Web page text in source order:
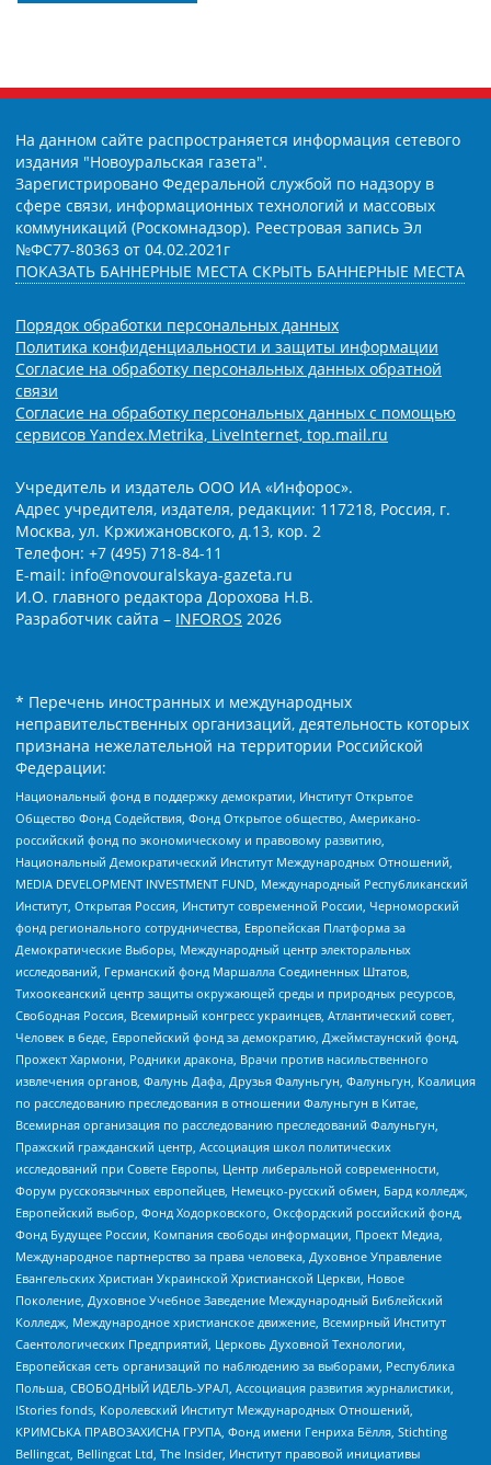
На данном сайте распространяется информация сетевого
издания "Новоуральская газета".
Зарегистрировано Федеральной службой по надзору в
сфере связи, информационных технологий и массовых
коммуникаций (Роскомнадзор). Реестровая запись Эл
№ФС77-80363 от 04.02.2021г
ПОКАЗАТЬ БАННЕРНЫЕ МЕСТА СКРЫТЬ БАННЕРНЫЕ МЕСТА
Порядок обработки персональных данных
Политика конфиденциальности и защиты информации
Согласие на обработку персональных данных обратной
связи
Согласие на обработку персональных данных с помощью
сервисов Yandex.Metrika, LiveInternet, top.mail.ru
Учредитель и издатель ООО ИА «Инфорос».
Адрес учредителя, издателя, редакции: 117218, Россия, г.
Москва, ул. Кржижановского, д.13, кор. 2
Телефон: +7 (495) 718-84-11
E-mail: info@novouralskaya-gazeta.ru
И.О. главного редактора Дорохова Н.В.
Разработчик сайта – INFOROS 2026
* Перечень иностранных и международных
неправительственных организаций, деятельность которых
признана нежелательной на территории Российской
Федерации:
Национальный фонд в поддержку демократии, Институт Открытое
Общество Фонд Содействия, Фонд Открытое общество, Американо-
российский фонд по экономическому и правовому развитию,
Национальный Демократический Институт Международных Отношений,
MEDIA DEVELOPMENT INVESTMENT FUND, Международный Республиканский
Институт, Открытая Россия, Институт современной России, Черноморский
фонд регионального сотрудничества, Европейская Платформа за
Демократические Выборы, Международный центр электоральных
исследований, Германский фонд Маршалла Соединенных Штатов,
Тихоокеанский центр защиты окружающей среды и природных ресурсов,
Свободная Россия, Всемирный конгресс украинцев, Атлантический совет,
Человек в беде, Европейский фонд за демократию, Джеймстаунский фонд,
Прожект Хармони, Родники дракона, Врачи против насильственного
извлечения органов, Фалунь Дафа, Друзья Фалуньгун, Фалуньгун, Коалиция
по расследованию преследования в отношении Фалуньгун в Китае,
Всемирная организация по расследованию преследований Фалуньгун,
Пражский гражданский центр, Ассоциация школ политических
исследований при Совете Европы, Центр либеральной современности,
Форум русскоязычных европейцев, Немецко-русский обмен, Бард колледж,
Европейский выбор, Фонд Ходорковского, Оксфордский российский фонд,
Фонд Будущее России, Компания свободы информации, Проект Медиа,
Международное партнерство за права человека, Духовное Управление
Евангельских Христиан Украинской Христианской Церкви, Новое
Поколение, Духовное Учебное Заведение Международный Библейский
Колледж, Международное христианское движение, Всемирный Институт
Саентологических Предприятий, Церковь Духовной Технологии,
Европейская сеть организаций по наблюдению за выборами, Республика
Польша, СВОБОДНЫЙ ИДЕЛЬ-УРАЛ, Ассоциация развития журналистики,
IStories fonds, Королевский Институт Международных Отношений,
КРИМСЬКА ПРАВОЗАХИСНА ГРУПА, Фонд имени Генриха Бёлля, Stichting
Bellingcat, Bellingcat Ltd, The Insider, Институт правовой инициативы